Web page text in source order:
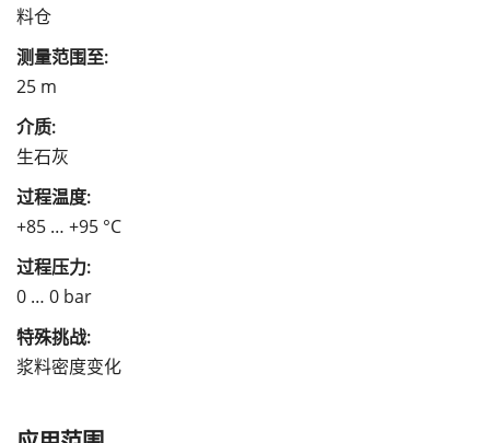
料仓
测量范围至:
25 m
介质:
生石灰
过程温度:
+85 … +95 °C
过程压力:
0 … 0 bar
特殊挑战:
浆料密度变化